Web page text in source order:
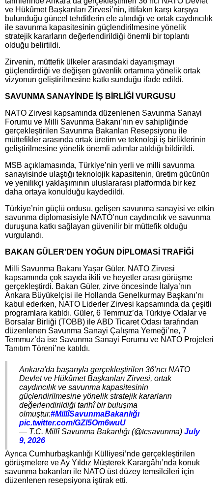
ve Hükûmet Başkanları Zirvesi’nin, ittifakın karşı karşıya
bulunduğu güncel tehditlerin ele alındığı ve ortak caydırıcılık
ile savunma kapasitesinin güçlendirilmesine yönelik
stratejik kararların değerlendirildiği önemli bir toplantı
olduğu belirtildi.
Zirvenin, müttefik ülkeler arasındaki dayanışmayı
güçlendirdiği ve değişen güvenlik ortamına yönelik ortak
vizyonun geliştirilmesine katkı sunduğu ifade edildi.
SAVUNMA SANAYİNDE İŞ BİRLİĞİ VURGUSU
NATO Zirvesi kapsamında düzenlenen Savunma Sanayi
Forumu ve Milli Savunma Bakanı’nın ev sahipliğinde
gerçekleştirilen Savunma Bakanları Resepsiyonu ile
müttefikler arasında ortak üretim ve teknoloji iş birliklerinin
geliştirilmesine yönelik önemli adımlar atıldığı bildirildi.
MSB açıklamasında, Türkiye’nin yerli ve milli savunma
sanayisinde ulaştığı teknolojik kapasitenin, üretim gücünün
ve yenilikçi yaklaşımının uluslararası platformda bir kez
daha ortaya konulduğu kaydedildi.
Türkiye’nin güçlü ordusu, gelişen savunma sanayisi ve etkin
savunma diplomasisiyle NATO’nun caydırıcılık ve savunma
duruşuna katkı sağlayan güvenilir bir müttefik olduğu
vurgulandı.
BAKAN GÜLER’DEN YOĞUN DİPLOMASİ TRAFİĞİ
Milli Savunma Bakanı Yaşar Güler, NATO Zirvesi
kapsamında çok sayıda ikili ve heyetler arası görüşme
gerçekleştirdi. Bakan Güler, zirve öncesinde İtalya’nın
Ankara Büyükelçisi ile Hollanda Genelkurmay Başkanı’nı
kabul ederken, NATO Liderler Zirvesi kapsamında da çeşitli
programlara katıldı. Güler, 6 Temmuz’da Türkiye Odalar ve
Borsalar Birliği (TOBB) ile ABD Ticaret Odası tarafından
düzenlenen Savunma Sanayi Çalışma Yemeği’ne, 7
Temmuz’da ise Savunma Sanayi Forumu ve NATO Projeleri
Tanıtım Töreni’ne katıldı.
Ankara'da başarıyla gerçekleştirilen 36’ncı NATO
Devlet ve Hükûmet Başkanları Zirvesi, ortak
caydırıcılık ve savunma kapasitesinin
güçlendirilmesine yönelik stratejik kararların
değerlendirildiği tarihî bir buluşma
olmuştur.#MillîSavunmaBakanlığı
pic.twitter.com/GZl5Om6wuU
— T.C. Millî Savunma Bakanlığı (@tcsavunma) July
9, 2026
Ayrıca Cumhurbaşkanlığı Külliyesi’nde gerçekleştirilen
görüşmelere ve Ay Yıldız Müşterek Karargâhı’nda konuk
savunma bakanları ile NATO üst düzey temsilcileri için
düzenlenen resepsiyona iştirak etti.